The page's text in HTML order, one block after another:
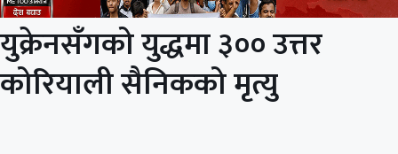
युक्रेनसँगको युद्धमा ३०० उत्तर
कोरियाली सैनिकको मृत्यु